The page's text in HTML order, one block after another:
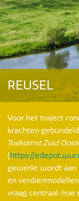
REUSEL
Voor het traject
krachten
Toekomst Zuid
(https://
gewerkt wordt aan
en
vraag centraal: